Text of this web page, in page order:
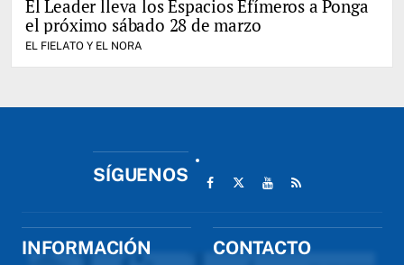
El Leader lleva los Espacios Efímeros a Ponga
el próximo sábado 28 de marzo
EL FIELATO Y EL NORA
SÍGUENOS
INFORMACIÓN CONTACTO